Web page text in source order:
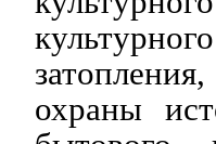
охраны